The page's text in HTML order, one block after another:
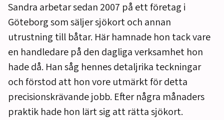
Sandra arbetar sedan 2007 på ett företag i
Göteborg som säljer sjökort och annan
utrustning till båtar. Här hamnade hon tack vare
en handledare på den dagliga verksamhet hon
hade då. Han såg hennes detaljrika teckningar
och förstod att hon vore utmärkt för detta
precisionskrävande jobb. Efter några månaders
praktik hade hon lärt sig att rätta sjökort.